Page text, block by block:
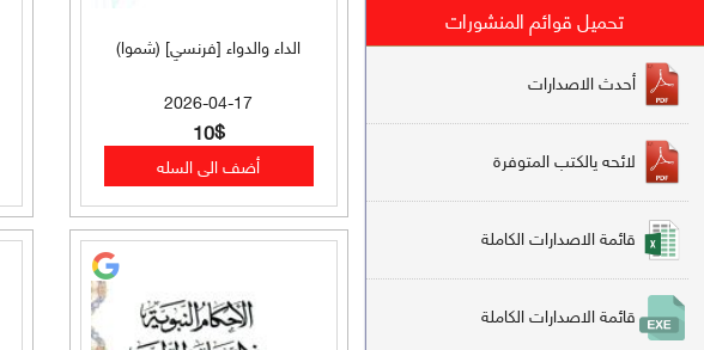
تاريخ (138)
فقه شافعي (132)
فقه حنفي (113)
فقه مالكي (112)
تفسير قرآن (106)
علم كلام (96)
تحميل قوائم المنشورات
أحدث الاصدارات
لائحه يالكتب المتوفرة
قائمة الاصدارات الكاملة
قائمة الاصدارات الكاملة
الداء والدواء [فرنسي] (شموا)
2026-04-17
10$